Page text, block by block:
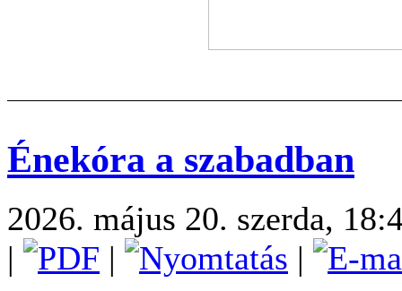
Énekóra a szabadban
2026. május 20. szerda,
|
|
|